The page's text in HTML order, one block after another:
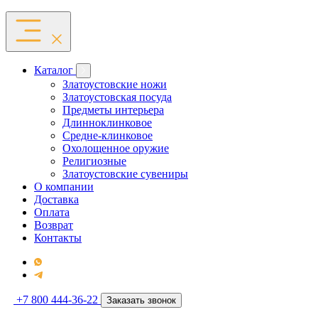
Каталог
Златоустовские ножи
Златоустовская посуда
Предметы интерьера
Длинноклинковое
Средне-клинковое
Охолощенное оружие
Религиозные
Златоустовские сувениры
О компании
Доставка
Оплата
Возврат
Контакты
+7 800 444-36-22 Заказать звонок